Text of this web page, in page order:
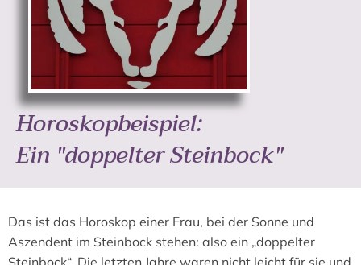
Horoskopbeispiel:
Ein "doppelter Steinbock"
Das ist das Horoskop einer Frau, bei der Sonne und
Aszendent im Steinbock stehen: also ein „doppelter